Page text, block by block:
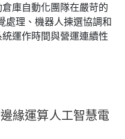
庫自動化團隊在嚴苛的
處理、機器人揀選協調和
運作時間與營運連續性
緣運算人工智慧電